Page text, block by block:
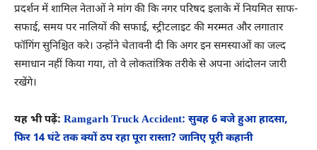
प्रदर्शन में शामिल नेताओं ने मांग की कि नगर परिषद इलाके में नियमित साफ-
सफाई, समय पर नालियों की सफाई, स्ट्रीटलाइट की मरम्मत और लगातार
फॉगिंग सुनिश्चित करे। उन्होंने चेतावनी दी कि अगर इन समस्याओं का जल्द
समाधान नहीं किया गया, तो वे लोकतांत्रिक तरीके से अपना आंदोलन जारी
रखेंगे।
यह भी पढ़ें: Ramgarh Truck Accident: सुबह 6 बजे हुआ हादसा,
फिर 14 घंटे तक क्यों ठप रहा पूरा रास्ता? जानिए पूरी कहानी